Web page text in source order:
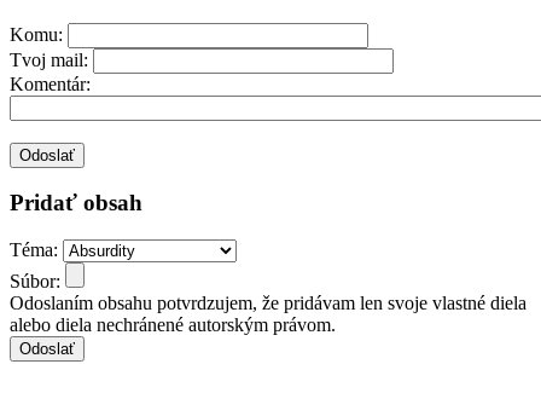
Komu:
Tvoj mail:
Komentár:
Pridať obsah
Téma:
Súbor:
Odoslaním obsahu potvrdzujem, že pridávam len svoje vlastné diela
alebo diela nechránené autorským právom.